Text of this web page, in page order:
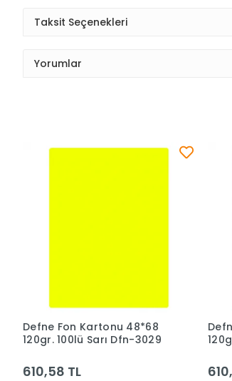
Taksit Seçenekleri
Yorumlar
Sepete Ekle
Defne Fon Kartonu 48*68
120gr. 100lü Sarı Dfn-3029
610,58 TL